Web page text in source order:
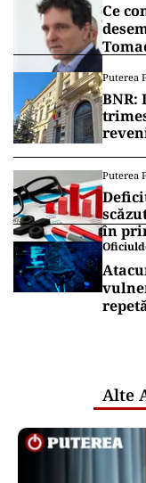
Ce
Puterea
BNR:
Puterea
în
Alte